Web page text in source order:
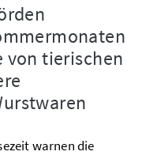
von tierischen
warnen die